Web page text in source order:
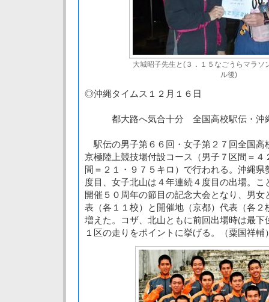
大城昭子先生と(３．１５なごうらマラソ
ル後)
◎沖縄タイムス１２月１６日
都大路へ気合十分 全国高校駅伝・沖
駅伝の男子第６６回・女子第２７回全国高
京極陸上競技場付設コース（男子７区間＝４
間＝２１・９７５キロ）で行われる。沖縄
度目、女子北山は４年連続４度目の出場。
開催５０周年の節目の記念大会となり、男
表（各１１校）と開催地（京都）代表（各２
増えた。コザ、北山ともに前回出場時は最下
１区の走りをポイントに挙げる。（粟国祥輔